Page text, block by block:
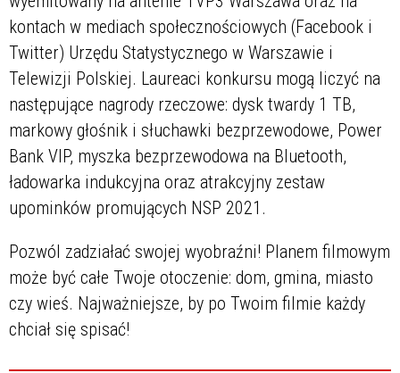
kontach w mediach społecznościowych (Facebook i
Twitter) Urzędu Statystycznego w Warszawie i
Telewizji Polskiej. Laureaci konkursu mogą liczyć na
następujące nagrody rzeczowe: dysk twardy 1 TB,
markowy głośnik i słuchawki bezprzewodowe, Power
Bank VIP, myszka bezprzewodowa na Bluetooth,
ładowarka indukcyjna oraz atrakcyjny zestaw
upominków promujących NSP 2021.
Pozwól zadziałać swojej wyobraźni! Planem filmowym
może być całe Twoje otoczenie: dom, gmina, miasto
czy wieś. Najważniejsze, by po Twoim filmie każdy
chciał się spisać!